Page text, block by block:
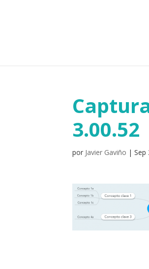
3.00.52
por Javier Gaviño | Sep